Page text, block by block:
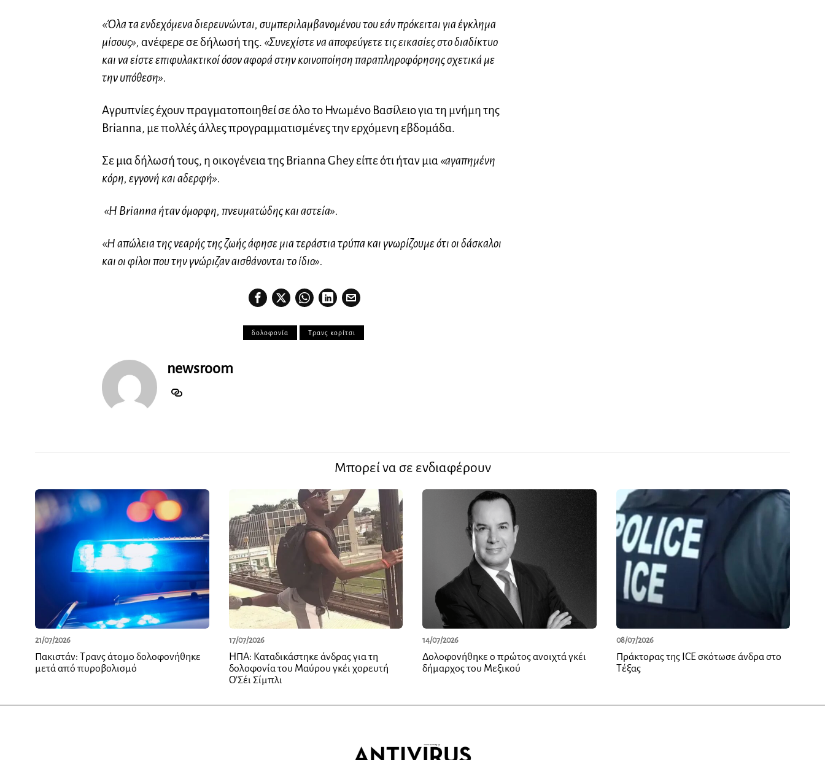
«Όλα τα ενδεχόμενα διερευνώνται, συμπεριλαμβανομένου του εάν πρόκειται για έγκλημα
μίσους», ανέφερε σε δήλωσή της. «Συνεχίστε να αποφεύγετε τις εικασίες στο διαδίκτυο
και να είστε επιφυλακτικοί όσον αφορά στην κοινοποίηση παραπληροφόρησης σχετικά με
την υπόθεση».
Αγρυπνίες έχουν πραγματοποιηθεί σε όλο το Ηνωμένο Βασίλειο για τη μνήμη της
Brianna, με πολλές άλλες προγραμματισμένες την ερχόμενη εβδομάδα.
Σε μια δήλωσή τους, η οικογένεια της Brianna Ghey είπε ότι ήταν μια «αγαπημένη
κόρη, εγγονή και αδερφή».
«Η Brianna ήταν όμορφη, πνευματώδης και αστεία».
«Η απώλεια της νεαρής της ζωής άφησε μια τεράστια τρύπα και γνωρίζουμε ότι οι δάσκαλοι
και οι φίλοι που την γνώριζαν αισθάνονται το ίδιο».
δολοφονία Τρανς κορίτσι
newsroom
Μπορεί να σε ενδιαφέρουν
21/07/2026
Πακιστάν: Τρανς άτομο δολοφονήθηκε
μετά από πυροβολισμό
17/07/2026
ΗΠΑ: Καταδικάστηκε άνδρας για τη
δολοφονία του Μαύρου γκέι χορευτή
Ο’Σέι Σίμπλι
14/07/2026
Δολοφονήθηκε ο πρώτος ανοιχτά γκέι
δήμαρχος του Μεξικού
08/07/2026
Πράκτορας της ICE σκότωσε άνδρα στο
Τέξας